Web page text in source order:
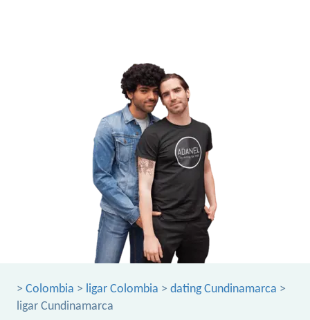
> Colombia > ligar Colombia > dating Cundinamarca >
ligar Cundinamarca